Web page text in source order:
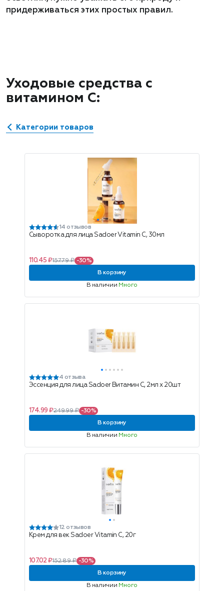
придерживаться этих простых правил.
Уходовые средства с
витамином С:
Категории товаров
14 отзывов
Сыворотка для лица Sadoer Vitamin C, 30мл
110.45 ₽157.79 ₽ -30%
В корзину
В наличии Много
4 отзыва
Эссенция для лица Sadoer Витамин С, 2мл x 20шт
174.99 ₽249.99 ₽ -30%
В корзину
В наличии Много
12 отзывов
Крем для век Sadoer Vitamin C, 20г
107.02 ₽152.89 ₽ -30%
В корзину
В наличии Много